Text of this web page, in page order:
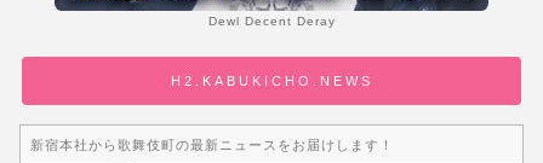
Dewl Decent Deray
H2.KABUKICHO.NEWS
新宿本社から歌舞伎町の最新ニュースをお届けします！